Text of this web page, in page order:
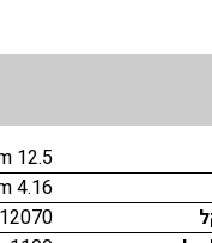
12.5 m
4.16 m
12070 kgs